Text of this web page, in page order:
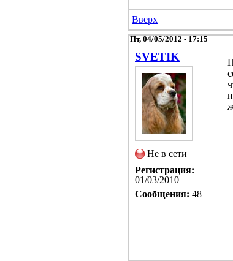
Вверх
Пт, 04/05/2012 - 17:15
SVETIK
Не в сети
Регистрация:
01/03/2010
Сообщения: 48